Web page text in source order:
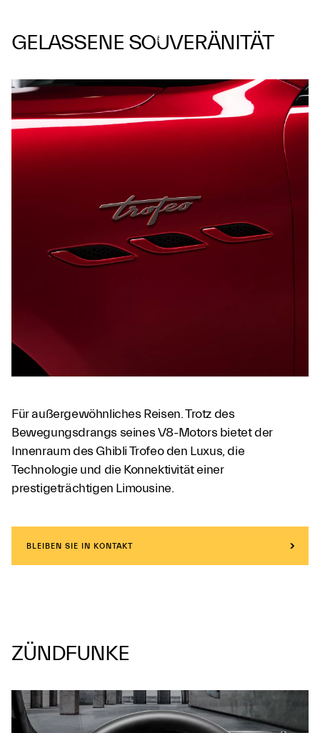
GELASSENE SOUVERÄNITÄT
Für außergewöhnliches Reisen. Trotz des
Bewegungsdrangs seines V8-Motors bietet der
Innenraum des Ghibli Trofeo den Luxus, die
Technologie und die Konnektivität einer
prestigeträchtigen Limousine.
BLEIBEN SIE IN KONTAKT
ZÜNDFUNKE